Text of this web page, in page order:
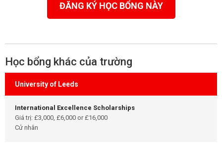
ĐĂNG KÝ HỌC BỔNG NÀY
Học bổng khác của trường
University of Leeds
International Excellence Scholarships
Giá trị: £3,000, £6,000 or £16,000
Cử nhân